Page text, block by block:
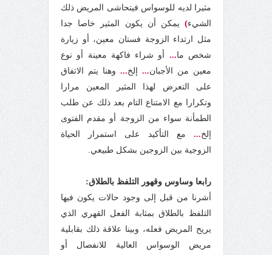
مثيرا لديه للوسواس فيتحاشى المريض ذلك
الشيء) يمكن أن يكون المثير خاصا جدا
مثل ارتداء الزوجة فستان معين، أو زيارة
شخص ما... أو شراء فاكهة معينة أو نوع
معين من الأجبان... إلخ... وهنا يتم الاتفاق
على التعرض لهذا المثير المعين مرارا
وتكرارا مع الامتناع التام بعد ذلك عن طلب
الطمأنة سواء من الزوجة أو مقدم الفتوى
إلخ... مع التأكيد على استمرار الحياة
الزوجية بين الزوجين بشكل طبيعي.
رابعا وساوس وقهور التلفظ بالطلاق:
أشرنا من قبل إلى وجود حالات يكون فيها
التلفظ بالطلاق بمثابة الفعل القهري الذي
يريح المريض فعله، وبينا علاقة ذلك بقابلية
مريض الوسواس العالية للانفصال أو